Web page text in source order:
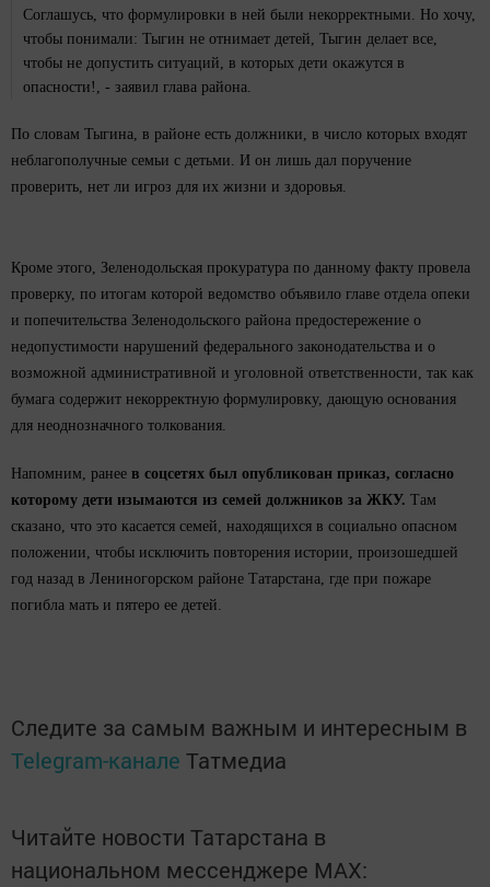
Соглашусь, что формулировки в ней были некорректными. Но хочу,
чтобы понимали: Тыгин не отнимает детей, Тыгин делает все,
чтобы не допустить ситуаций, в которых дети окажутся в
опасности!, - заявил глава района.
По словам Тыгина, в районе есть должники, в число которых входят
неблагополучные семьи с детьми. И он лишь дал поручение
проверить, нет ли игроз для их жизни и здоровья.
Кроме этого, Зеленодольская прокуратура по данному факту провела
проверку, по итогам которой ведомство объявило главе отдела опеки
и попечительства Зеленодольского района предостережение о
недопустимости нарушений федерального законодательства и о
возможной административной и уголовной ответственности, так как
бумага содержит некорректную формулировку, дающую основания
для неоднозначного толкования.
Напомним, ранее в соцсетях был опубликован приказ, согласно
которому дети изымаются из семей должников за ЖКУ. Там
сказано, что это касается семей, находящихся в социально опасном
положении, чтобы исключить повторения истории, произошедшей
год назад в Лениногорском районе Татарстана, где при пожаре
погибла мать и пятеро ее детей.
Следите за самым важным и интересным в
Telegram-канале Татмедиа
Читайте новости Татарстана в
национальном мессенджере MАХ: